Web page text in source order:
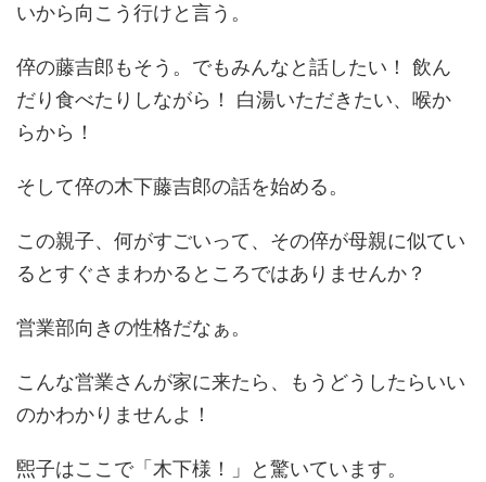
いから向こう行けと言う。
倅の藤吉郎もそう。でもみんなと話したい！ 飲ん
だり食べたりしながら！ 白湯いただきたい、喉か
らから！
そして倅の木下藤吉郎の話を始める。
この親子、何がすごいって、その倅が母親に似てい
るとすぐさまわかるところではありませんか？
営業部向きの性格だなぁ。
こんな営業さんが家に来たら、もうどうしたらいい
のかわかりませんよ！
煕子はここで「木下様！」と驚いています。